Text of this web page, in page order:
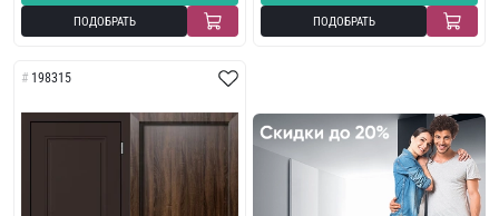
ПОДОБРАТЬ ПОДОБРАТЬ
198315